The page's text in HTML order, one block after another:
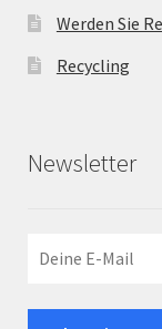
Werden Sie
Recycling
Newsletter